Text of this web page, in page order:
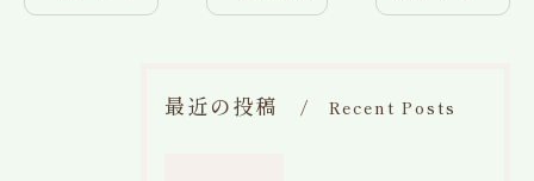
最近の投稿 Recent Posts